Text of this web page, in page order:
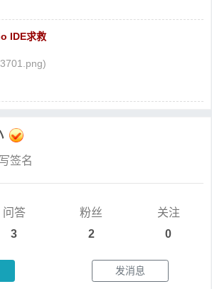
IDE求救
签名
问答
3
粉丝
2
关注
0
发消息